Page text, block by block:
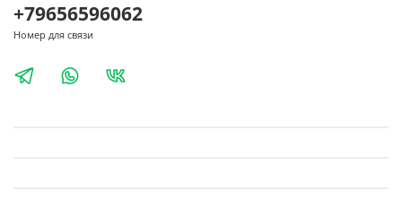
+79656596062
Номер для связи